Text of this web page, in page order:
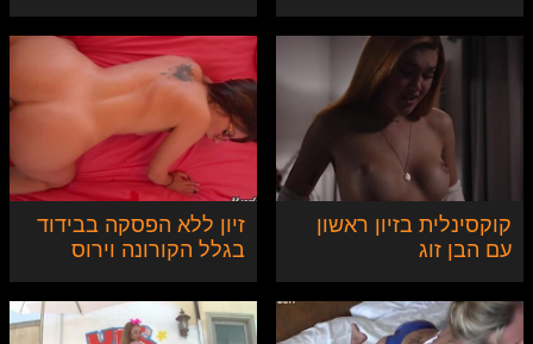
קוקסינלית בזיון ראשון
עם הבן זוג
זיון ללא הפסקה בבידוד
בגלל הקורונה וירוס